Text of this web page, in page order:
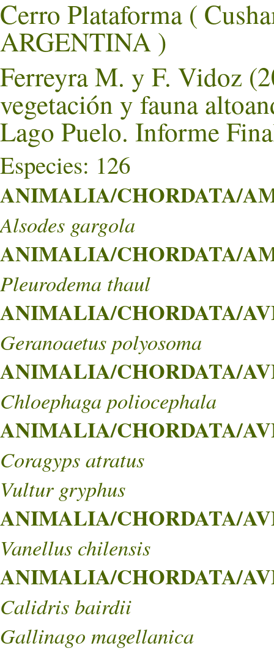
Cerro Plataforma (
ARGENTINA )
Ferreyra M. y F. Vidoz
vegetación y fauna
Lago Puelo. Informe
Especies: 126
ANIMALIA/CHORDATA/
Alsodes gargola
ANIMALIA/CHORDATA/
Pleurodema thaul
ANIMALIA/CHORDATA/
Geranoaetus polyosoma
ANIMALIA/CHORDATA/
Chloephaga poliocephala
ANIMALIA/CHORDATA/
Coragyps atratus
Vultur gryphus
ANIMALIA/CHORDATA/
Vanellus chilensis
ANIMALIA/CHORDATA/
Calidris bairdii
Gallinago magellanica